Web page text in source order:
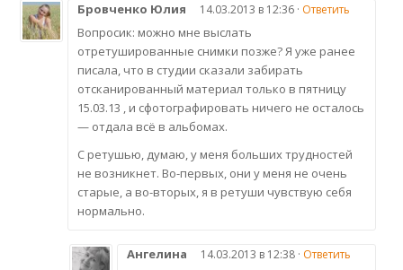
Бровченко Юлия 14.03.2013 в 12:36 · Ответить
Вопросик: можно мне выслать
отретушированные снимки позже? Я уже ранее
писала, что в студии сказали забирать
отсканированный материал только в пятницу
15.03.13 , и сфотографировать ничего не осталось
— отдала всё в альбомах.
С ретушью, думаю, у меня больших трудностей
не возникнет. Во-первых, они у меня не очень
старые, а во-вторых, я в ретуши чувствую себя
нормально.
Ангелина 14.03.2013 в 12:38 · Ответить